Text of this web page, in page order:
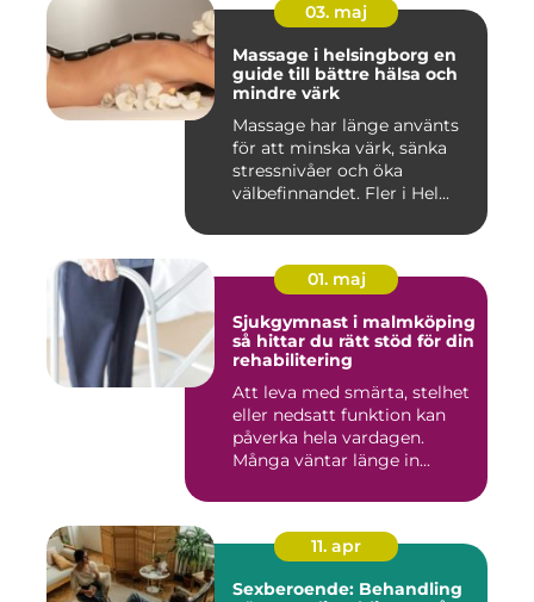
03. maj
Massage i helsingborg en
guide till bättre hälsa och
mindre värk
Massage har länge använts
för att minska värk, sänka
stressnivåer och öka
välbefinnandet. Fler i Hel...
01. maj
Sjukgymnast i malmköping
så hittar du rätt stöd för din
rehabilitering
Att leva med smärta, stelhet
eller nedsatt funktion kan
påverka hela vardagen.
Många väntar länge in...
11. apr
Sexberoende: Behandling